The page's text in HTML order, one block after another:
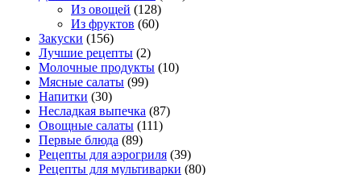
Из овощей (128)
Из фруктов (60)
Закуски (156)
Лучшие рецепты (2)
Молочные продукты (10)
Мясные салаты (99)
Напитки (30)
Несладкая выпечка (87)
Овощные салаты (111)
Первые блюда (89)
Рецепты для аэрогриля (39)
Рецепты для мультиварки (80)